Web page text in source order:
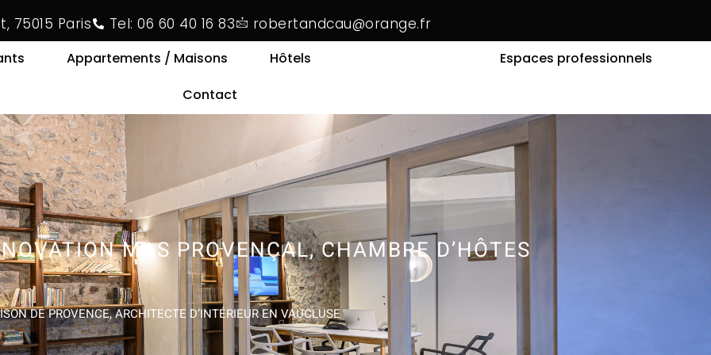
75015 Paris Tel: 06 60 40 16 83 robertandcau@orange.fr
Appartements / Maisons Hôtels
Espaces professionnels
Contact
MAS PROVENÇAL, CHAMBRE D’HÔTES
DE PROVENCE, ARCHITECTE D’INTÉRIEUR EN VAUCLUSE